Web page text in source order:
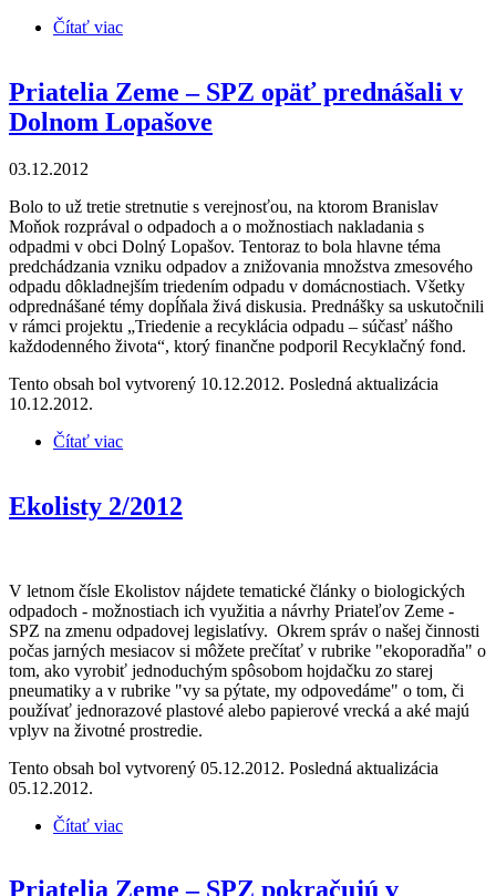
Čítať viac
Priatelia Zeme – SPZ opäť prednášali v
Dolnom Lopašove
03.12.2012
Bolo to už tretie stretnutie s verejnosťou, na ktorom Branislav
Moňok rozprával o odpadoch a o možnostiach nakladania s
odpadmi v obci Dolný Lopašov. Tentoraz to bola hlavne téma
predchádzania vzniku odpadov a znižovania množstva zmesového
odpadu dôkladnejším triedením odpadu v domácnostiach. Všetky
odprednášané témy dopĺňala živá diskusia. Prednášky sa uskutočnili
v rámci projektu „Triedenie a recyklácia odpadu – súčasť nášho
každodenného života“, ktorý finančne podporil Recyklačný fond.
Tento obsah bol vytvorený 10.12.2012. Posledná aktualizácia
10.12.2012.
Čítať viac
Ekolisty 2/2012
V letnom čísle Ekolistov nájdete tematické články o biologických
odpadoch - možnostiach ich využitia a návrhy Priateľov Zeme -
SPZ na zmenu odpadovej legislatívy. Okrem správ o našej činnosti
počas jarných mesiacov si môžete prečítať v rubrike "ekoporadňa" o
tom, ako vyrobiť jednoduchým spôsobom hojdačku zo starej
pneumatiky a v rubrike "vy sa pýtate, my odpovedáme" o tom, či
používať jednorazové plastové alebo papierové vrecká a aké majú
vplyv na životné prostredie.
Tento obsah bol vytvorený 05.12.2012. Posledná aktualizácia
05.12.2012.
Čítať viac
Priatelia Zeme – SPZ pokračujú v